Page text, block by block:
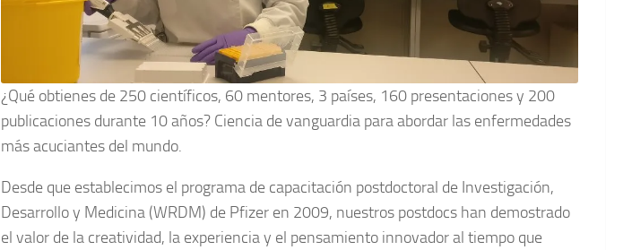
¿Qué obtienes de 250 científicos, 60 mentores, 3 países, 160 presentaciones y 200
publicaciones durante 10 años? Ciencia de vanguardia para abordar las enfermedades
más acuciantes del mundo.
Desde que establecimos el programa de capacitación postdoctoral de Investigación,
Desarrollo y Medicina (WRDM) de Pfizer en 2009, nuestros postdocs han demostrado
el valor de la creatividad, la experiencia y el pensamiento innovador al tiempo que